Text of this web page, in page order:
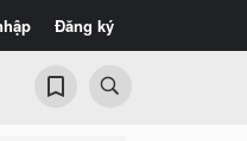
Đăng ký